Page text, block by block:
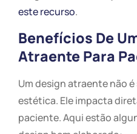
este recurso.
Benefícios De
Atraente Para
Um design atraente não
estética. Ele impacta
paciente. Aqui estão